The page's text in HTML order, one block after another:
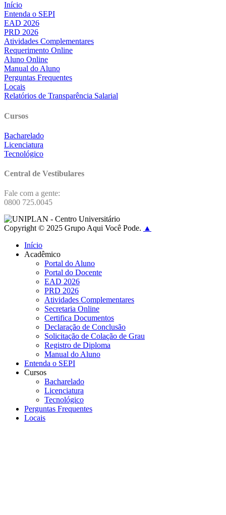
Início
Entenda o SEPI
EAD 2026
PRD 2026
Atividades Complementares
Requerimento Online
Aluno Online
Manual do Aluno
Perguntas Frequentes
Locais
Relatórios de Transparência Salarial
Cursos
Bacharelado
Licenciatura
Tecnológico
Central de Vestibulares
Fale com a gente:
0800 725.0045
Copyright © 2025 Grupo Aqui Você Pode. ▲
Início
Acadêmico
Portal do Aluno
Portal do Docente
EAD 2026
PRD 2026
Atividades Complementares
Secretaria Online
Certifica Documentos
Declaração de Conclusão
Solicitação de Colação de Grau
Registro de Diploma
Manual do Aluno
Entenda o SEPI
Cursos
Bacharelado
Licenciatura
Tecnológico
Perguntas Frequentes
Locais